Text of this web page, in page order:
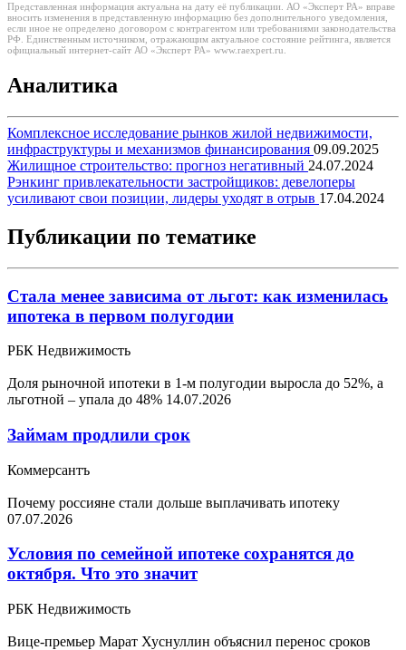
Представленная информация актуальна на дату её публикации. АО «Эксперт РА» вправе
вносить изменения в представленную информацию без дополнительного уведомления,
если иное не определено договором с контрагентом или требованиями законодательства
РФ. Единственным источником, отражающим актуальное состояние рейтинга, является
официальный интернет-сайт АО «Эксперт РА» www.raexpert.ru.
Аналитика
Комплексное исследование рынков жилой недвижимости,
инфраструктуры и механизмов финансирования 09.09.2025
Жилищное строительство: прогноз негативный 24.07.2024
Рэнкинг привлекательности застройщиков: девелоперы
усиливают свои позиции, лидеры уходят в отрыв 17.04.2024
Публикации по тематике
Стала менее зависима от льгот: как изменилась
ипотека в первом полугодии
РБК Недвижимость
Доля рыночной ипотеки в 1-м полугодии выросла до 52%, а
льготной – упала до 48% 14.07.2026
Займам продлили срок
Коммерсантъ
Почему россияне стали дольше выплачивать ипотеку
07.07.2026
Условия по семейной ипотеке сохранятся до
октября. Что это значит
РБК Недвижимость
Вице-премьер Марат Хуснуллин объяснил перенос сроков